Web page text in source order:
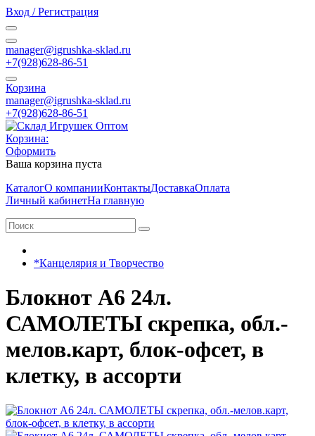
Вход / Регистрация
manager@igrushka-sklad.ru
+7(928)628-86-51
Корзина
manager@igrushka-sklad.ru
+7(928)628-86-51
Корзина:
Оформить
Ваша корзина пуста
КаталогО компанииКонтактыДоставкаОплата
Личный кабинетНа главную
*Канцелярия и Творчество
Блокнот А6 24л.
САМОЛЕТЫ скрепка, обл.-
мелов.карт, блок-офсет, в
клетку, в ассорти